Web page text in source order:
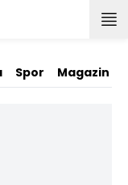
Spor Magazin